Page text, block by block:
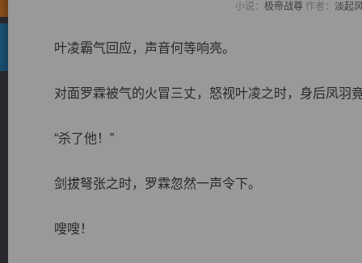
小说： 极帝战尊作者： 淡起
叶凌霸气回应，声音何等响亮。
对面罗霖被气的火冒三丈，怒视叶凌之时，身后凤羽
“杀了他！”
剑拔弩张之时，罗霖忽然一声令下。
嗖嗖！